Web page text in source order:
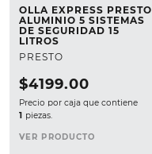
OLLA EXPRESS PRESTO
ALUMINIO 5 SISTEMAS
DE SEGURIDAD 15
LITROS
PRESTO
$4199.00
Precio por caja que contiene
1 piezas.
VER PRODUCTO